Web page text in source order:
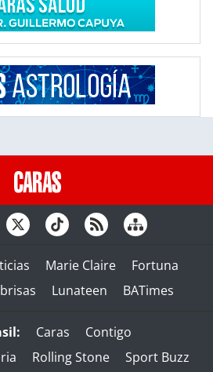
Marie Claire
Fortuna
Lunateen BATimes
Caras
Contigo
Rolling Stone Sport Buzz